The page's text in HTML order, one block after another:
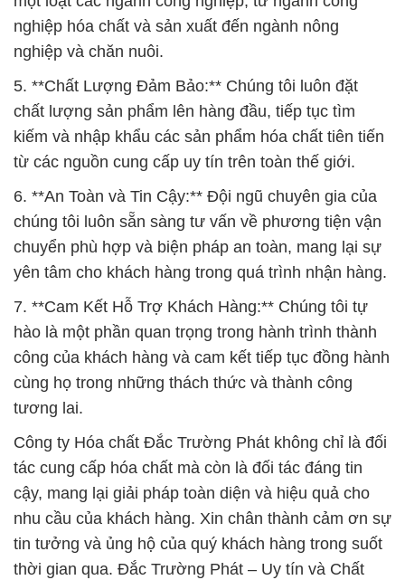
nghiệp hóa chất và sản xuất đến ngành nông
nghiệp và chăn nuôi.
5. **Chất Lượng Đảm Bảo:** Chúng tôi luôn đặt
chất lượng sản phẩm lên hàng đầu, tiếp tục tìm
kiếm và nhập khẩu các sản phẩm hóa chất tiên tiến
từ các nguồn cung cấp uy tín trên toàn thế giới.
6. **An Toàn và Tin Cậy:** Đội ngũ chuyên gia của
chúng tôi luôn sẵn sàng tư vấn về phương tiện vận
chuyển phù hợp và biện pháp an toàn, mang lại sự
yên tâm cho khách hàng trong quá trình nhận hàng.
7. **Cam Kết Hỗ Trợ Khách Hàng:** Chúng tôi tự
hào là một phần quan trọng trong hành trình thành
công của khách hàng và cam kết tiếp tục đồng hành
cùng họ trong những thách thức và thành công
tương lai.
Công ty Hóa chất Đắc Trường Phát không chỉ là đối
tác cung cấp hóa chất mà còn là đối tác đáng tin
cậy, mang lại giải pháp toàn diện và hiệu quả cho
nhu cầu của khách hàng. Xin chân thành cảm ơn sự
tin tưởng và ủng hộ của quý khách hàng trong suốt
thời gian qua. Đắc Trường Phát – Uy tín và Chất